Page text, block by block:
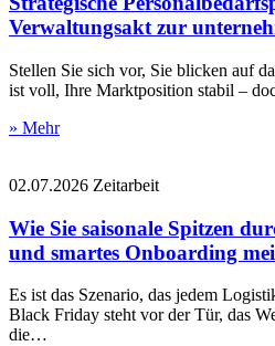
Verwaltungsakt zur
Stellen Sie sich vor, Sie blicken auf
ist voll, Ihre Marktposition stabil –
» Mehr
02.07.2026 Zeitarbeit
Wie Sie saisonale Spitzen
und smartes Onboarding
Es ist das Szenario, das jedem
Black Friday steht vor der Tür, das
die…